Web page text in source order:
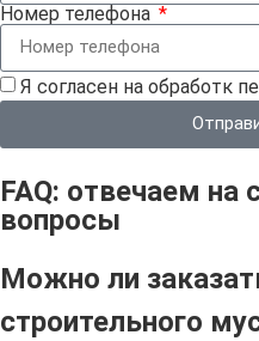
Номер телефона
Я согласен на обработк
FAQ: отвечаем
вопросы
Можно ли
строительного